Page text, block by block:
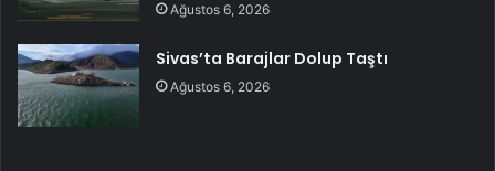
Ağustos 6, 2026
Sivas’ta Barajlar Dolup Taştı
Ağustos 6, 2026